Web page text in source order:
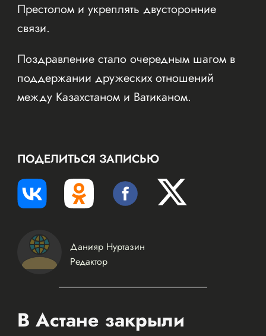
Престолом и укреплять двусторонние
связи.
Поздравление стало очередным шагом в
поддержании дружеских отношений
между Казахстаном и Ватиканом.
ПОДЕЛИТЬСЯ ЗАПИСЬЮ
Данияр Нуртазин
Редактор
В Астане закрыли